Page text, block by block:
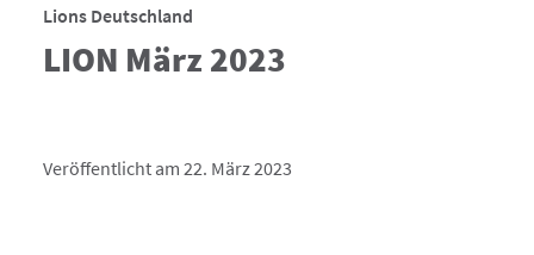
Lions Deutschland
LION März 2023
Veröffentlicht am 22. März 2023